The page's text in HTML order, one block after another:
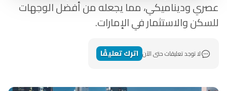
عصري وديناميكي، مما يجعله من أفضل الوجهات
للسكن والاستثمار في الإمارات.
لا توجد تعليقات حتى الآن اترك تعليقًا